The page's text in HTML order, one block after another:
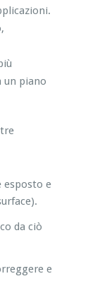
piano
esposto e
da ciò
e